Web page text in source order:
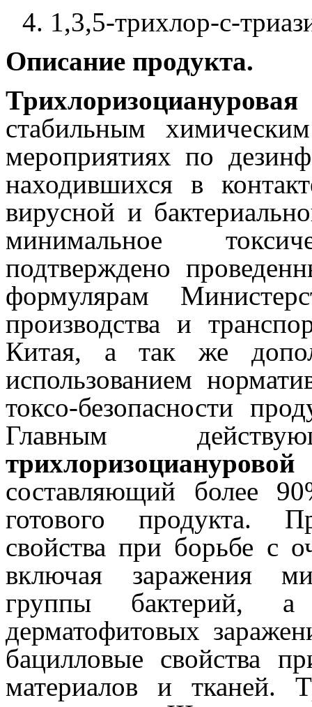
4. 1,3,5-трихлор-с-
Описание продукта.
стабильным
мероприятиях по
находившихся в
вирусной и
минимальное
подтверждено
формулярам
производства и
Китая, а так же
использованием
токсо-безопасности
Главным
составляющий более
готового продукта.
свойства при борьбе с
включая заражения
группы бактерий,
дерматофитовых
бацилловые свойства
материалов и тканей.